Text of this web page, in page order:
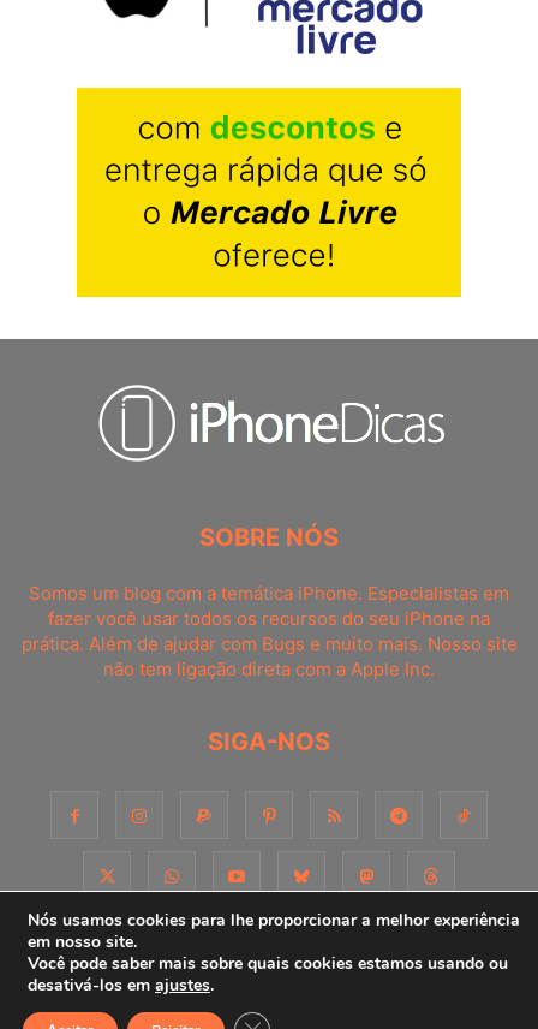
SOBRE NÓS
Somos um blog com a temática iPhone. Especialistas em
fazer você usar todos os recursos do seu iPhone na
prática. Além de ajudar com Bugs e muito mais. Nosso site
não tem ligação direta com a Apple Inc.
SIGA-NOS
Sobre Contato Apoie-nos!
Nós usamos cookies para lhe proporcionar a melhor experiência
em nosso site.
Você pode saber mais sobre quais cookies estamos usando ou
desativá-los em ajustes.